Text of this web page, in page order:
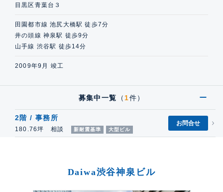
目黒区青葉台３
田園都市線 池尻大橋駅 徒歩7分
井の頭線 神泉駅 徒歩9分
山手線 渋谷駅 徒歩14分
2009年9月 竣工
募集中一覧 （ 1件）
2階 / 事務所
180.76坪 相談 新耐震基準 大型ビル
お問合せ
Daiwa渋谷神泉ビル